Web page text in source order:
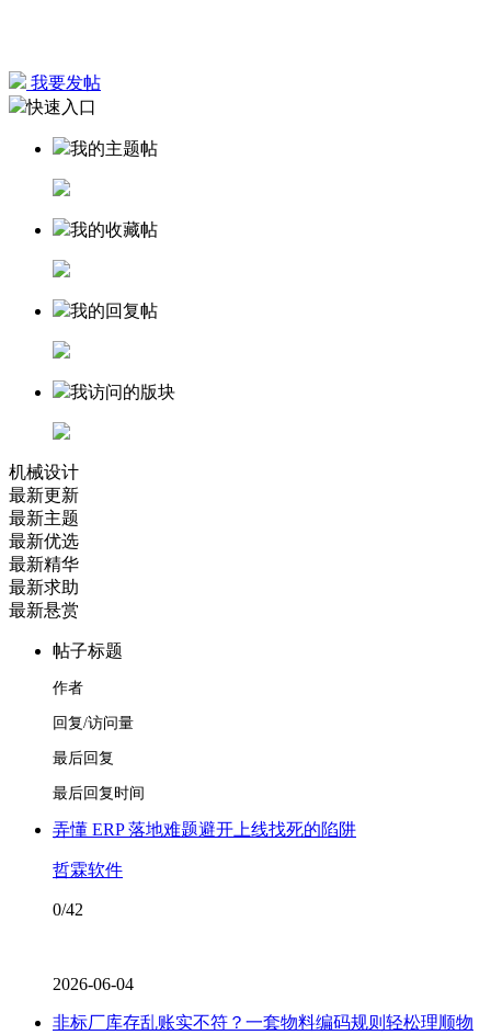
我要发帖
快速入口
我的主题帖
我的收藏帖
我的回复帖
我访问的版块
机械设计
最新更新
最新主题
最新优选
最新精华
最新求助
最新悬赏
帖子标题
作者
回复/访问量
最后回复
最后回复时间
弄懂 ERP 落地难题避开上线找死的陷阱
哲霖软件
0/42
2026-06-04
非标厂库存乱账实不符？一套物料编码规则轻松理顺物